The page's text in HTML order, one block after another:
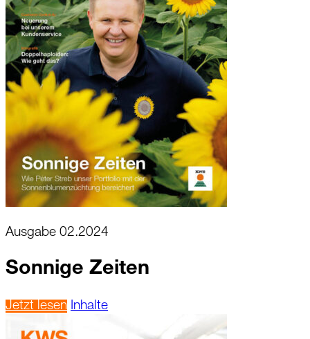
Ausgabe 02.2024
Sonnige Zeiten
Jetzt lesen Inhalte